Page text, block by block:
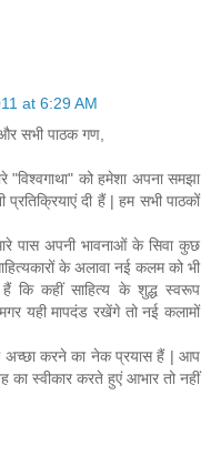
at 6:29 AM
सभी पाठक गण,
"विश्वगाथा" को हमेशा अपना समझा
दी हैं | हम सभी पाठकों
पास अपनी भावनाओं के सिवा कुछ
के अलावा नई कलम को भी
कि कहीं साहित्य के शुद्ध स्वरूप
यही मापदंड रखेंगे तो नई कलामों
अच्छा करने का नेक प्रयास हैं | आप
स्वीकार करते हुएं आभार तो नहीं